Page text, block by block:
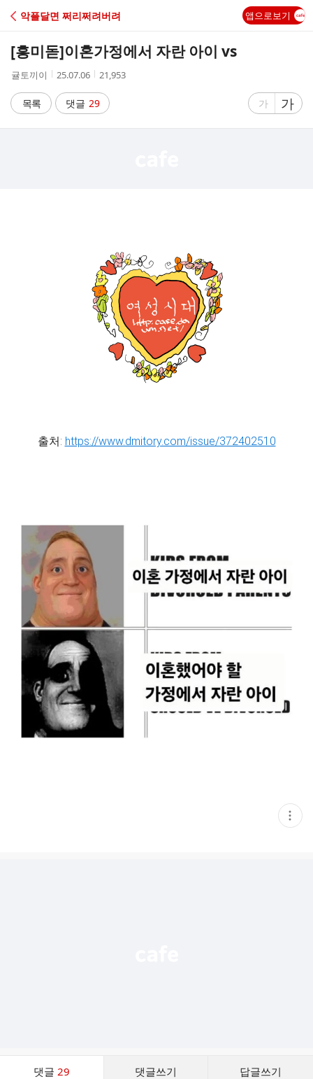
C
A
악플달면 쩌리쩌려버려 앱으로보기
[흥미돋]이혼가정에서 자란 아이 vs
작
자
귤토끼이
작
시
간
25.07.06
조
수
21,953
목록 댓글 29
글
가
글
자
가
출처: https://www.dmitory.com/issue/372402510
현
재
댓글29 댓글쓰기 답글쓰기